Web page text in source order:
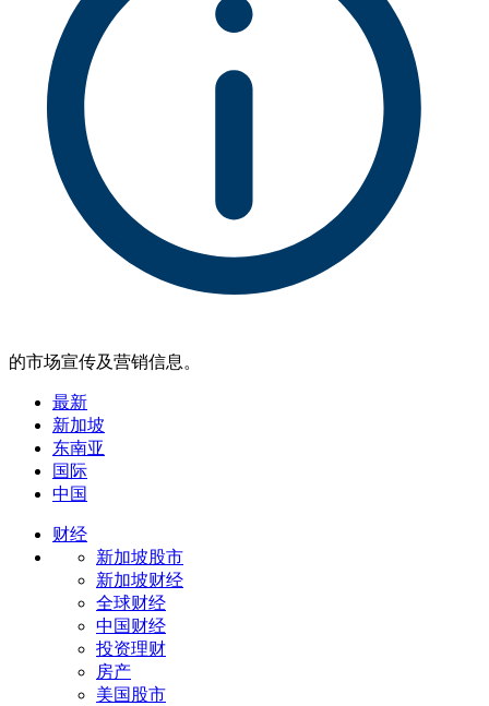
的市场宣传及营销信息。
最新
新加坡
东南亚
国际
中国
财经
新加坡股市
新加坡财经
全球财经
中国财经
投资理财
房产
美国股市